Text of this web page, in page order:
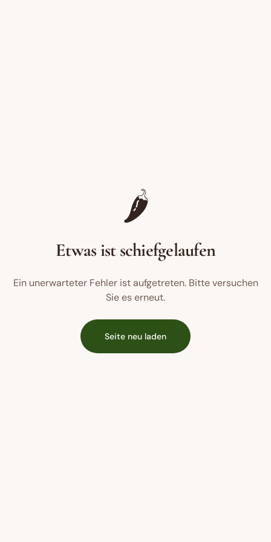
🌶️
Etwas ist schiefgelaufen
Ein unerwarteter Fehler ist aufgetreten. Bitte versuchen
Sie es erneut.
Seite neu laden